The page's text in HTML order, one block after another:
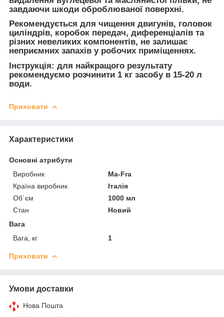
завдаючи шкоди оброблюваної поверхні.
Рекомендується для чищення двигунів, головок
циліндрів, коробок передач, диференціалів та
різних невеликих компонентів, не залишає
неприємних запахів у робочих приміщеннях.
Інструкція: для найкращого результату
рекомендуємо розчинити 1 кг засобу в 15-20 л
води.
Приховати
Характеристики
Основні атрибути
Виробник
Ma-Fra
Країна виробник
Італія
Об`єм
1000 мл
Стан
Новий
Вага
Вага, кг
1
Приховати
Умови доставки
Нова Пошта